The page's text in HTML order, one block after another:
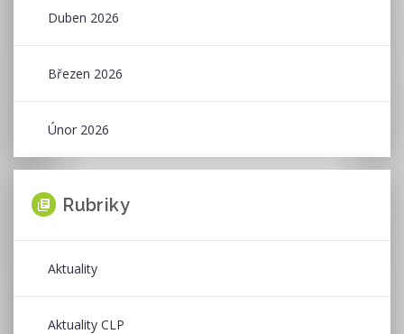
Duben 2026
Březen 2026
Únor 2026
Rubriky
Aktuality
Aktuality CLP